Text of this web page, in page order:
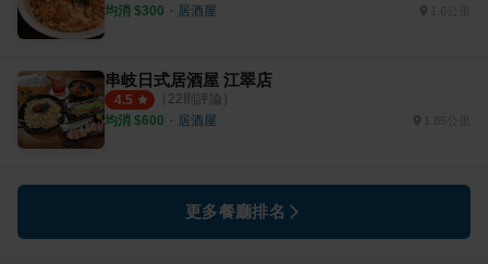
均消 $300 ・ 居酒屋 1.6公里
串岐日式居酒屋 江翠店
4.5 （ 22則評論）
均消 $600 ・ 居酒屋 1.85公里
更多餐廳排名